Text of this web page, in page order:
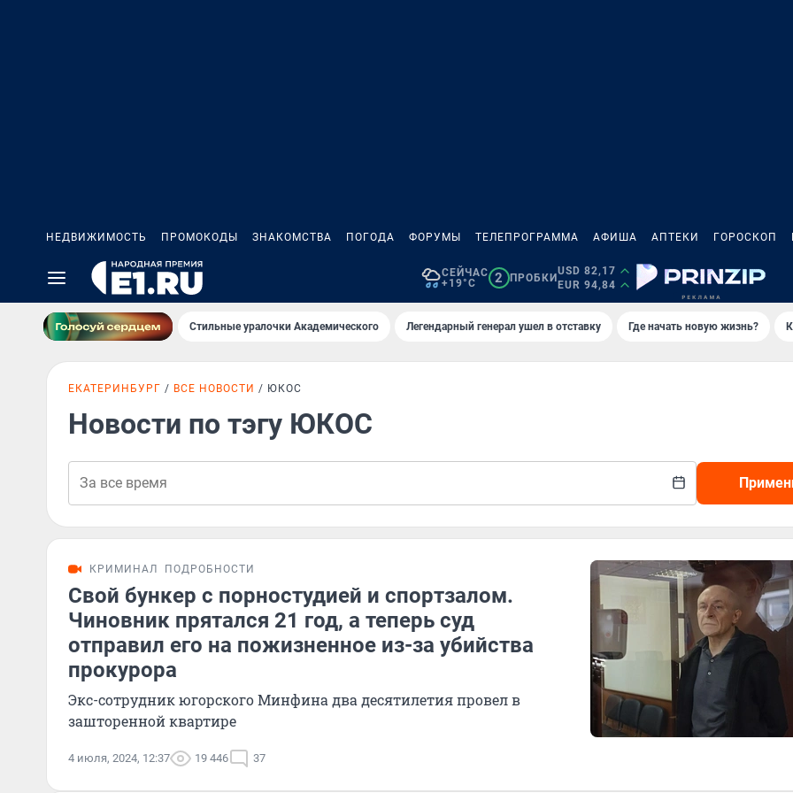
НЕДВИЖИМОСТЬ ПРОМОКОДЫ ЗНАКОМСТВА ПОГОДА ФОРУМЫ ТЕЛЕПРОГРАММА АФИША АПТЕКИ ГОРОСКОП
СЕЙЧАС
+19°C
2 ПРОБКИ
USD 82,17
EUR 94,84
Стильные уралочки Академического Легендарный генерал ушел в отставку Где начать новую жизнь?
ЕКАТЕРИНБУРГ ВСЕ НОВОСТИ ЮКОС
Новости по тэгу ЮКОС
КРИМИНАЛ ПОДРОБНОСТИ
Свой бункер с порностудией и спортзалом.
Чиновник прятался 21 год, а теперь суд
отправил его на пожизненное из-за убийства
прокурора
Экс-сотрудник югорского Минфина два десятилетия провел в
зашторенной квартире
4 июля, 2024, 12:37 19 446 37